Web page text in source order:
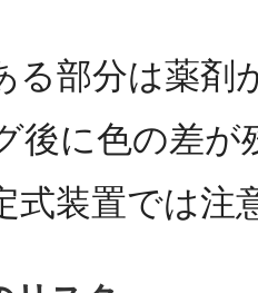
る部分は薬剤
後に色の差が
式装置では注